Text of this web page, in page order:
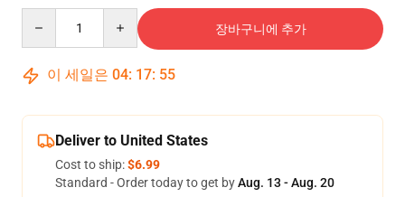
장바구니에 추가
이 세일은 04: 17: 54
Deliver to United States
Cost to ship:$6.99
Standard - Order today to get byAug. 13 - Aug. 20